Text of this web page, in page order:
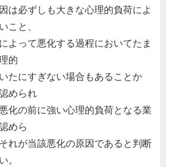
は必ずしも大きな心理的負荷によ
こと、
よって悪化する過程においてたま
的
たにすぎない場合もあることか
められ
化の前に強い心理的負荷となる業
めら
れが当該悪化の原因であると判断
。